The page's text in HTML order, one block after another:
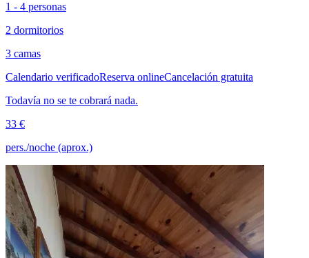
1 - 4 personas
2 dormitorios
3 camas
Calendario verificadoReserva onlineCancelación gratuita
Todavía no se te cobrará nada.
33 €
pers./noche (aprox.)